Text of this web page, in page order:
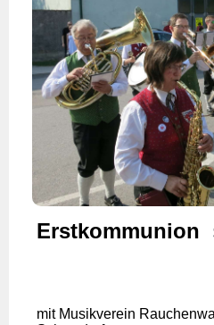
Erstkommunion
mit Musikverein